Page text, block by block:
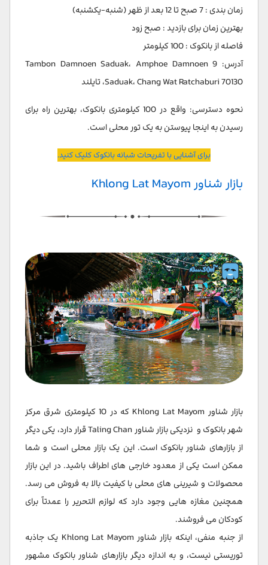
زمان بندی : 7 صبح تا 12 بعد از ظهر (شنبه-یکشنبه)
بهترین زمان برای بازدید : صبح زود
فاصله از بانکوک : 100 کیلومتر
آدرس: 9 Tambon Damnoen Saduak، Amphoe Damnoen
Saduak، Chang Wat Ratchaburi 70130، تایلند
نحوه دسترسی: واقع در 100 کیلومتری بانکوک، بهترین راه برای
رسیدن به اینجا پیوستن به یک تور محلی است.
برای آشنایی با تفریحات شبانه بانکوک کلیک کنید.
بازار شناور Khlong Lat Mayom
بازار شناور Khlong Lat Mayom که در 10 کیلومتری شرق مرکز
شهر بانکوک و نزدیکی بازار شناور Taling Chan قرار دارد، یکی دیگر
از بازارهای شناور بانکوک است. این یک بازار محلی است و شما
ممکن است یکی از معدود خارجی های اطراف باشید. در این بازار
محصولات و شیرینی های محلی با کیفیت بالا به فروش می رسد.
همچنین مغازه هایی وجود دارد که لوازم التحریر را عمدتاً برای
کودکان می فروشند.
از جنبه منفی، اینکه بازار شناور Khlong Lat Mayom یک جاذبه
توریستی نیست، و به اندازه دیگر بازارهای شناور بانکوک مشهور